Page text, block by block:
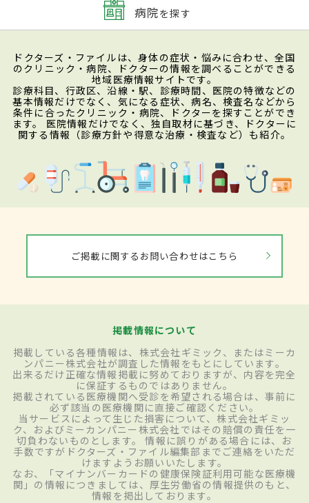
病院を探す
ドクターズ・ファイルは、身体の症状・悩みに合わせ、全国
のクリニック・病院、ドクターの情報を調べることができる
地域医療情報サイトです。
診療科目、行政区、沿線・駅、診療時間、医院の特徴などの
基本情報だけでなく、気になる症状、病名、検査名などから
条件に合ったクリニック・病院、ドクターを探すことができ
ます。 医院情報だけでなく、独自取材に基づき、ドクターに
関する情報（診療方針や得意な治療・検査など）も紹介。
ご掲載に関するお問い合わせはこちら
掲載情報について
掲載している各種情報は、株式会社ギミック、またはミーカ
ンパニー株式会社が調査した情報をもとにしています。
出来るだけ正確な情報掲載に努めておりますが、内容を完全
に保証するものではありません。
掲載されている医療機関へ受診を希望される場合は、事前に
必ず該当の医療機関に直接ご確認ください。
当サービスによって生じた損害について、株式会社ギミッ
ク、およびミーカンパニー株式会社ではその賠償の責任を一
切負わないものとします。 情報に誤りがある場合には、お
手数ですがドクターズ・ファイル編集部までご連絡をいただ
けますようお願いいたします。
なお、「マイナンバーカードの健康保険証利用可能な医療機
関」の情報につきましては、厚生労働省の情報提供のもと、
情報を掲出しております。